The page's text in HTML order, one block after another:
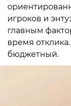
игроков и
главным
время
бюджетный.